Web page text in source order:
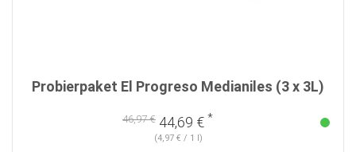
Probierpaket El Progreso Medianiles (3 x 3L)
46,97 € 44,69 € *
(4,97 € / 1 l)